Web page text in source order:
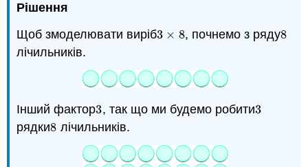
Рішення
Щоб змоделювати виріб3 × 8
3 ×8 , почнемо з ряду8
8
лічильників.
Інший фактор3
3, так що ми будемо робити3
3
рядки8
8 лічильників.